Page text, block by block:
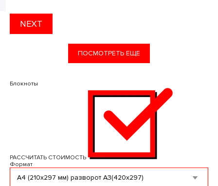
NEXT
ПОСМОТРЕТЬ ЕЩЕ
Блокноты
РАССЧИТАТЬ СТОИМОСТЬ
Формат